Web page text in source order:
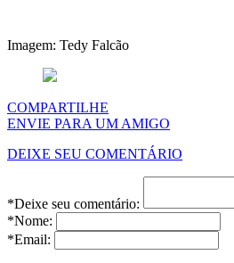
Imagem: Tedy Falcão
COMPARTILHE
ENVIE PARA UM AMIGO
DEIXE SEU COMENTÁRIO
*Deixe seu comentário:
*Nome:
*Email: